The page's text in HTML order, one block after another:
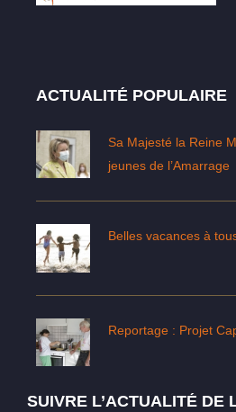
ACTUALITÉ POPULAIRE
Sa Majesté la Reine
jeunes de l’Amarrage
Belles vacances à
Reportage : Projet
SUIVRE L’ACTUALITÉ DE